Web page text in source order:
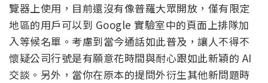
覽器上使用，目前還沒有像普羅大眾開放，僅有限定
地區的用戶可以到 Google 實驗室中的頁面上排隊加
入等候名單。考慮到當今通話如此普及，讓人不得不
懷疑公司行號是有願意花時間與耐心跟如此新穎的 AI
交談。另外，當你在原本的提問外衍生其他新問題時